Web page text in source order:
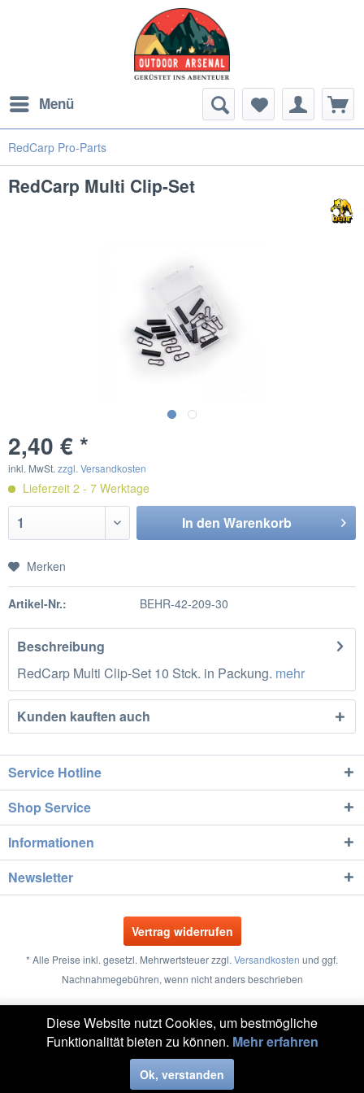
Menü
RedCarp Pro-Parts
RedCarp Multi Clip-Set
2,40 € *
inkl. MwSt. zzgl. Versandkosten
Lieferzeit 2 - 7 Werktage
In den Warenkorb
Merken
Artikel-Nr.: BEHR-42-209-30
Beschreibung
RedCarp Multi Clip-Set 10 Stck. in Packung. mehr
Kunden kauften auch
Service Hotline
Shop Service
Informationen
Newsletter
Vertrag widerrufen
* Alle Preise inkl. gesetzl. Mehrwertsteuer zzgl. Versandkosten und ggf.
Nachnahmegebühren, wenn nicht anders beschrieben
Versand und Zahlung
Widerrufsrecht Datenschutz
AGB
Impressum
Diese Website nutzt Cookies, um bestmögliche
Funktionalität bieten zu können. Mehr erfahren
Ok, verstanden